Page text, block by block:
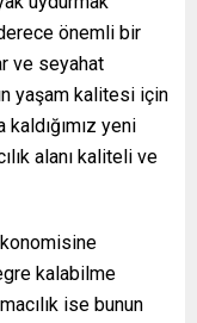
önemli bir
ve seyahat
yaşam kalitesi için
yeni
alanı kaliteli ve
kalabilme
ise bunun